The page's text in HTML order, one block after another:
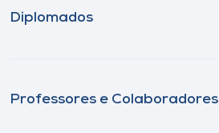
Diplomados
Professores e Colaboradores